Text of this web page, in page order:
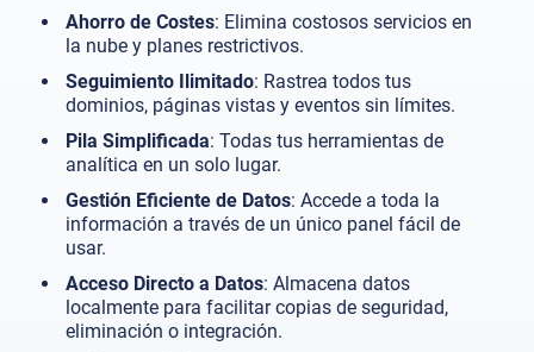
Ahorro de Costes: Elimina costosos servicios en
la nube y planes restrictivos.
Seguimiento Ilimitado: Rastrea todos tus
dominios, páginas vistas y eventos sin límites.
Pila Simplificada: Todas tus herramientas de
analítica en un solo lugar.
Gestión Eficiente de Datos: Accede a toda la
información a través de un único panel fácil de
usar.
Acceso Directo a Datos: Almacena datos
localmente para facilitar copias de seguridad,
eliminación o integración.